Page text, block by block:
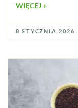
WIĘCEJ +
8 STYCZNIA 2026